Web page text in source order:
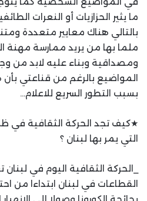
ما يثير الحزازيات أو النعرات
بالتالي هناك معايير متعددة
ملما بها من يريد ممارسة مهنة
ومصداقية وبناء عليه لابد من
المواضيع بالرغم من قناعتي
بسبب التطور السريع للاعلام…
★كيف تجد الحركة الثقافية في
التي يمر بها لبنان ؟
_الحركة الثقافية اليوم في